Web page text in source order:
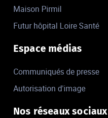
Maison Pirmil
Futur hôpital Loire Santé
Espace médias
Communiqués de presse
Autorisation d'image
Nos réseaux sociaux